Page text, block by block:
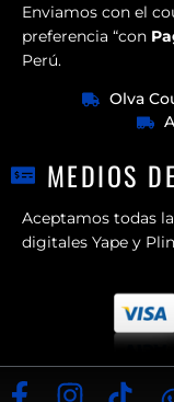
Enviamos con el
preferencia “con
Perú.
Olva
MEDIOS
Aceptamos todas
digitales Yape y